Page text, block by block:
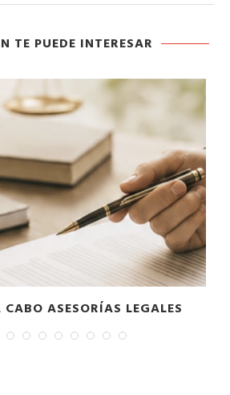
TE PUEDE INTERESAR
ASESORÍAS LEGALES